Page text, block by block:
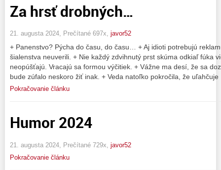
Za hrsť drobných…
21. augusta 2024, Prečítané 697x, javor52
+ Panenstvo? Pýcha do času, do času… + Aj idioti potrebujú
šialenstva neuverili. + Nie každý zdvihnutý prst skúma odkiaľ fúka
neopúšťajú. Vracajú sa formou výčitiek. + Vážne ma desí, že sa
bude zúfalo neskoro žiť inak. + Veda natoľko pokročila, že
Pokračovanie článku
Humor 2024
21. augusta 2024, Prečítané 729x, javor52
Pokračovanie článku